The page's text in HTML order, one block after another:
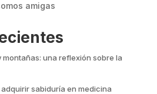
amigas
montañas: una reflexión sobre la
sabiduría en medicina